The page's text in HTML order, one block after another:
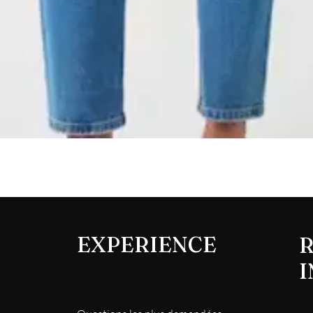
EXPERIENCE